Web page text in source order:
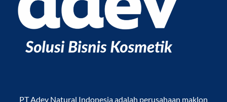
PT Adev Natural Indonesiaadalah perusahaan maklon